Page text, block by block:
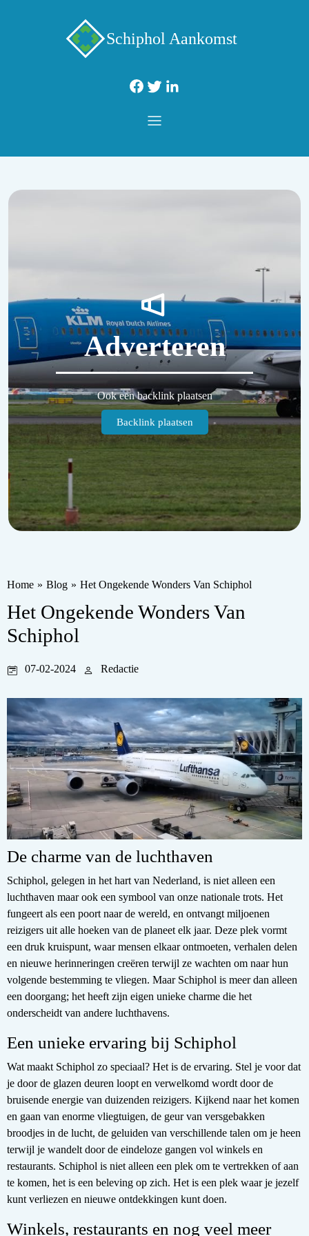
Schiphol Aankomst
Adverteren
Ook een backlink plaatsen
Backlink plaatsen
Home » Blog » Het Ongekende Wonders Van Schiphol
Het Ongekende Wonders Van
Schiphol
07-02-2024 Redactie
De charme van de luchthaven
Schiphol, gelegen in het hart van Nederland, is niet alleen een
luchthaven maar ook een symbool van onze nationale trots. Het
fungeert als een poort naar de wereld, en ontvangt miljoenen
reizigers uit alle hoeken van de planeet elk jaar. Deze plek vormt
een druk kruispunt, waar mensen elkaar ontmoeten, verhalen delen
en nieuwe herinneringen creëren terwijl ze wachten om naar hun
volgende bestemming te vliegen. Maar Schiphol is meer dan alleen
een doorgang; het heeft zijn eigen unieke charme die het
onderscheidt van andere luchthavens.
Een unieke ervaring bij Schiphol
Wat maakt Schiphol zo speciaal? Het is de ervaring. Stel je voor dat
je door de glazen deuren loopt en verwelkomd wordt door de
bruisende energie van duizenden reizigers. Kijkend naar het komen
en gaan van enorme vliegtuigen, de geur van versgebakken
broodjes in de lucht, de geluiden van verschillende talen om je heen
terwijl je wandelt door de eindeloze gangen vol winkels en
restaurants. Schiphol is niet alleen een plek om te vertrekken of aan
te komen, het is een beleving op zich. Het is een plek waar je jezelf
kunt verliezen en nieuwe ontdekkingen kunt doen.
Winkels, restaurants en nog veel meer